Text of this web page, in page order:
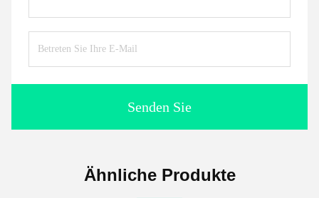
Senden Sie
Ähnliche Produkte